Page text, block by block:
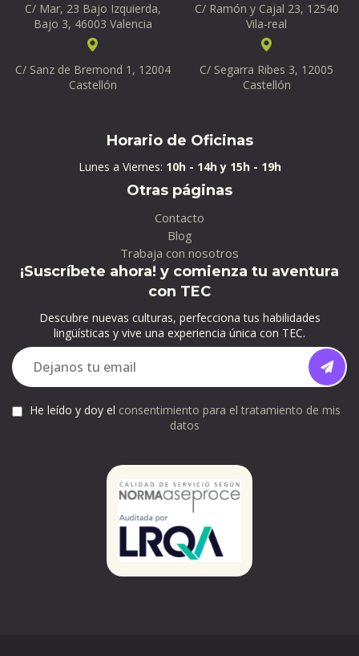
C/ Mar, 23 Bajo Izquierda,
Bajo 3, 46003 Valencia
C/ Ramón y Cajal 23, 12540
Vila-real
C/ Sanz de Bremond 1, 12004
Castellón
C/ Segarra Ribes 3, 12005
Castellón
Horario de Oficinas
Lunes a Viernes: 10h - 14h y 15h - 19h
Otras páginas
Contacto
Blog
Trabaja con nosotros
¡Suscríbete ahora! y comienza tu aventura
con TEC
Descubre nuevas culturas, perfecciona tus habilidades
lingüísticas y vive una experiencia única con TEC.
He leído y doy el consentimiento para el tratamiento de mis
datos